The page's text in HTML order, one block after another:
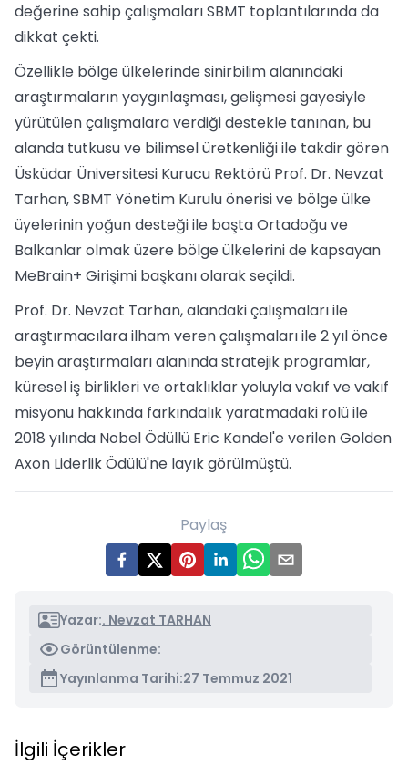
değerine sahip çalışmaları SBMT toplantılarında da
dikkat çekti.
Özellikle bölge ülkelerinde sinirbilim alanındaki
araştırmaların yaygınlaşması, gelişmesi gayesiyle
yürütülen çalışmalara verdiği destekle tanınan, bu
alanda tutkusu ve bilimsel üretkenliği ile takdir gören
Üsküdar Üniversitesi Kurucu Rektörü Prof. Dr. Nevzat
Tarhan, SBMT Yönetim Kurulu önerisi ve bölge ülke
üyelerinin yoğun desteği ile başta Ortadoğu ve
Balkanlar olmak üzere bölge ülkelerini de kapsayan
MeBrain+ Girişimi başkanı olarak seçildi.
Prof. Dr. Nevzat Tarhan, alandaki çalışmaları ile
araştırmacılara ilham veren çalışmaları ile 2 yıl önce
beyin araştırmaları alanında stratejik programlar,
küresel iş birlikleri ve ortaklıklar yoluyla vakıf ve vakıf
misyonu hakkında farkındalık yaratmadaki rolü ile
2018 yılında Nobel Ödüllü Eric Kandel'e verilen Golden
Axon Liderlik Ödülü'ne layık görülmüştü.
Paylaş
Yazar:. Nevzat TARHAN
Görüntülenme:
Yayınlanma Tarihi:27 Temmuz 2021
İlgili İçerikler